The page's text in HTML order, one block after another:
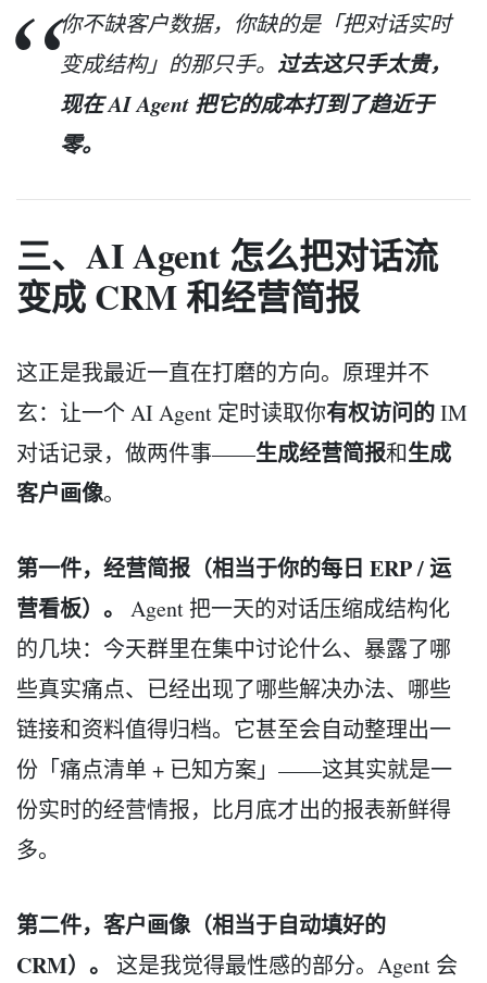
你不缺客户数据，你缺的是「把对话实时
变成结构」的那只手。 过去这只手太贵，
现在 AI Agent 把它的成本打到了趋近于
零。
三、AI Agent 怎么把对话流
变成 CRM 和经营简报
这正是我最近一直在打磨的方向。原理并不
玄：让一个 AI Agent 定时读取你有权访问的IM
对话记录，做两件事——生成经营简报和生成
客户画像。
第一件，经营简报（相当于你的每日 ERP / 运
营看板）。
Agent 把一天的对话压缩成结构化
的几块：今天群里在集中讨论什么、暴露了哪
些真实痛点、已经出现了哪些解决办法、哪些
链接和资料值得归档。它甚至会自动整理出一
份「痛点清单 + 已知方案」——这其实就是一
份实时的经营情报，比月底才出的报表新鲜得
多。
第二件，客户画像（相当于自动填好的
CRM）。
这是我觉得最性感的部分。Agent 会